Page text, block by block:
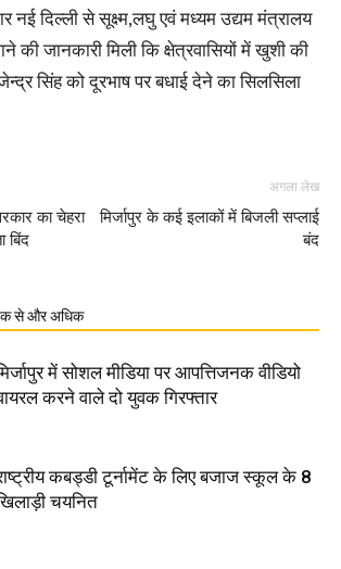
नई दिल्ली से सूक्ष्म,लघु एवं मध्यम उद्यम मंत्रालय
की जानकारी मिली कि क्षेत्रवासियों में खुशी की
सिंह को दूरभाष पर बधाई देने का सिलसिला
का चेहरा
बिंद
अगला लेख
मिर्जापुर के कई इलाकों में बिजली सप्लाई
बंद
से और अधिक
में सोशल मीडिया पर आपत्तिजनक वीडियो
करने वाले दो युवक गिरफ्तार
कबड्डी टूर्नामेंट के लिए बजाज स्कूल के 8
चयनित